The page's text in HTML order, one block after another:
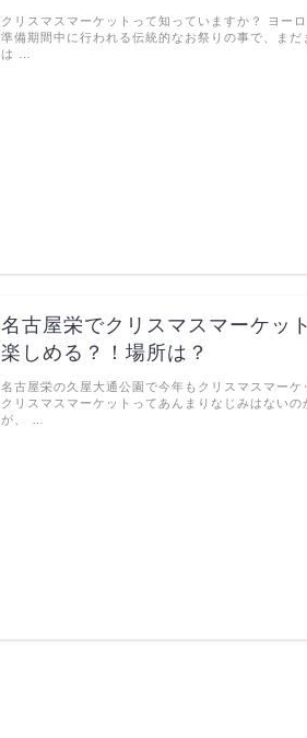
クリスマスマーケットって知っていますか？ ヨー
準備期間中に行われる伝統的なお祭りの事で、まだ
は …
名古屋栄でクリスマスマーケッ
楽しめる？！場所は？
名古屋栄の久屋大通公園で今年もクリスマスマーケ
クリスマスマーケットってあんまりなじみはないの
が、 …